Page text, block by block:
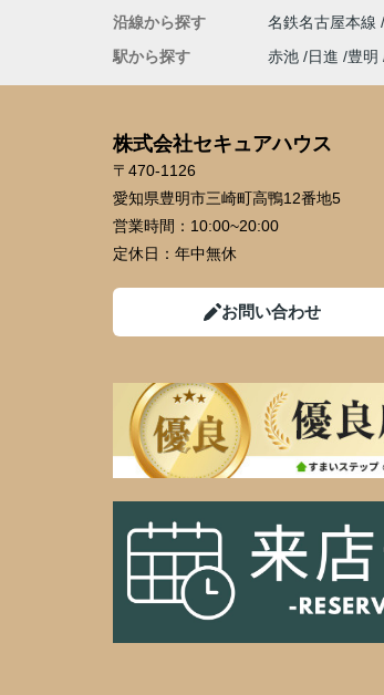
沿線から探す
名鉄名古屋本線
駅から探す
赤池 日進 豊明
株式会社セキュアハウス
〒470-1126
愛知県豊明市三崎町高鴨12番地5
営業時間： 10:00~20:00
定休日： 年中無休
お問い合わせ